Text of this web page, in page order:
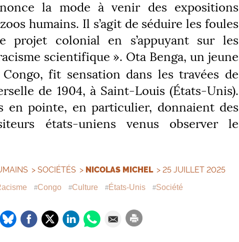
la mode à venir des expositions
humains. Il s’agit de séduire les foules
colonial en s’appuyant sur les
scientifique ». Ota Benga, un jeune
fit sensation dans les travées de
de 1904, à Saint-Louis (États-Unis).
en pointe, en particulier, donnaient des
états-uniens venus observer le
> SOCIÉTÉS > NICOLAS MICHEL > 25 JUILLET 2025
Congo Culture États-Unis Société